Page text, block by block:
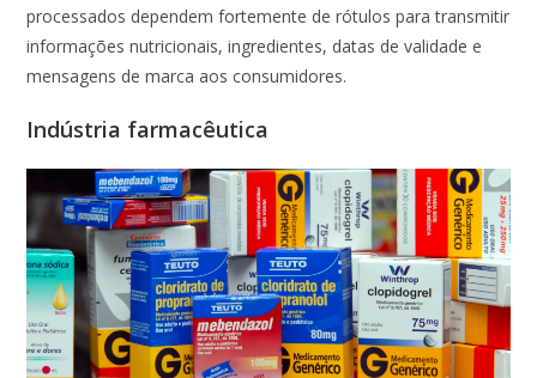
processados dependem fortemente de rótulos para transmitir
informações nutricionais, ingredientes, datas de validade e
mensagens de marca aos consumidores.
Indústria farmacêutica